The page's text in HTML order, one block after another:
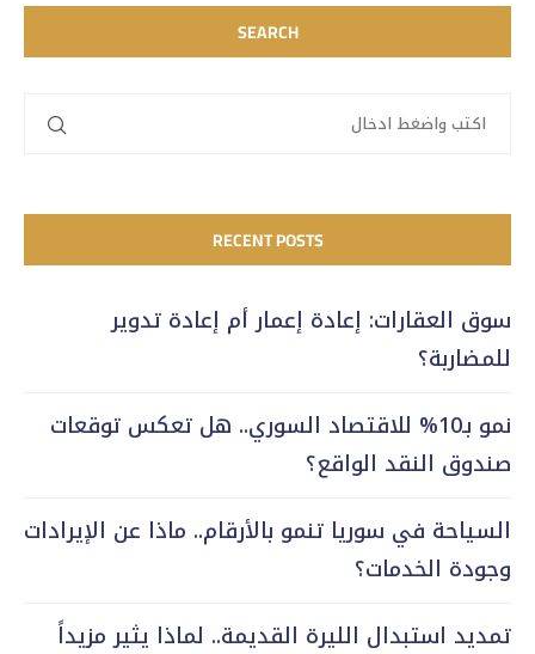
SEARCH
RECENT POSTS
سوق العقارات: إعادة إعمار أم إعادة تدوير
للمضاربة؟
نمو بـ10% للاقتصاد السوري.. هل تعكس توقعات
صندوق النقد الواقع؟
السياحة في سوريا تنمو بالأرقام.. ماذا عن الإيرادات
وجودة الخدمات؟
تمديد استبدال الليرة القديمة.. لماذا يثير مزيداً